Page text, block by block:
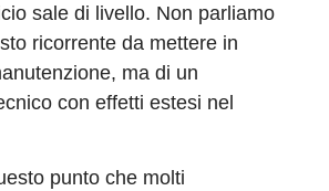
sale di livello. Non parliamo
ricorrente da mettere in
ma di un
con effetti estesi nel
punto che molti